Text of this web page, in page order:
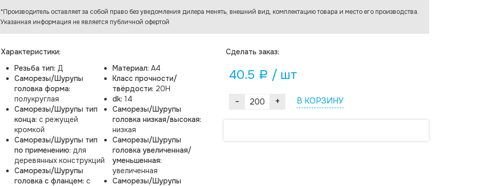
Характеристики:
Резьба тип: Д
Саморезы/Шурупы
головка форма:
полукруглая
Саморезы/Шурупы тип
конца: с режущей
кромкой
Саморезы/Шурупы тип
по применению: для
деревянных конструкций
Саморезы/Шурупы
головка с фланцем: с
Материал: A4
Класс прочности/
твёрдости: 20H
dk: 14
Саморезы/Шурупы
головка низкая/высокая:
низкая
Саморезы/Шурупы
головка увеличенная/
уменьшенная:
увеличенная
Саморезы/Шурупы
Cделать заказ:
40.5 a / шт
- + В КОРЗИНУ
*Производитель оставляет за собой право без уведомления дилера менять, внешний вид, комплектацию товара и место его производства.
Указанная информация не является публичной офертой